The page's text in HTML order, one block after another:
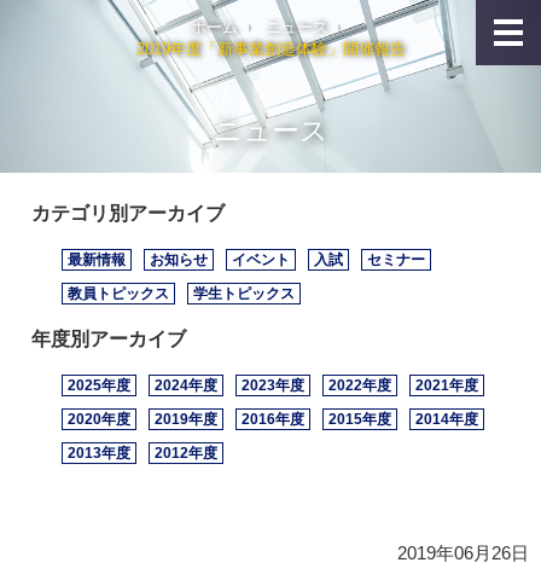
ホーム
ニュース
2019年度「新事業創造体験」開催報告
ニュース
カテゴリ別アーカイブ
最新情報 お知らせ イベント 入試
セミナー
教員トピックス
学生トピックス
年度別アーカイブ
2025年度 2024年度 2023年度 2022年度
2021年度
2020年度
2019年度 2016年度 2015年度
2014年度
2013年度
2012年度
2019年06月26日